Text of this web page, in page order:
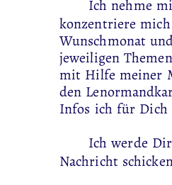
Ich nehme
konzentriere
Wunschmonat
jeweiligen
mit Hilfe meiner
den
Infos ich für Dich
Ich werde
Nachricht